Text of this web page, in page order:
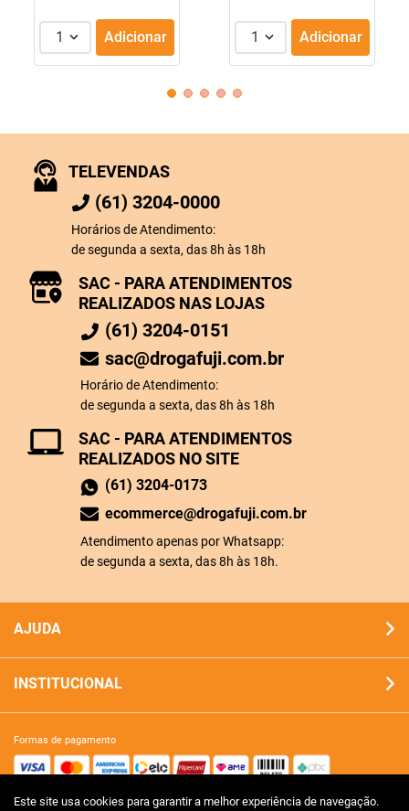
Este site usa cookies para garantir a melhor experiência de navegação.
1 Adicionar 1 Adicionar
TELEVENDAS
(61) 3204-0000
Horários de Atendimento:
de segunda a sexta, das 8h às 18h
SAC - PARA ATENDIMENTOS
REALIZADOS NO SITE
(61) 3204-0173
ecommerce@drogafuji.com.br
Atendimento apenas por Whatsapp:
de segunda a sexta, das 8h às 18h.
SAC - PARA ATENDIMENTOS
REALIZADOS NAS LOJAS
(61) 3204-0151
sac@drogafuji.com.br
Horário de Atendimento:
de segunda a sexta, das 8h às 18h
AJUDA
INSTITUCIONAL
formas de pagamento
site 100% seguro